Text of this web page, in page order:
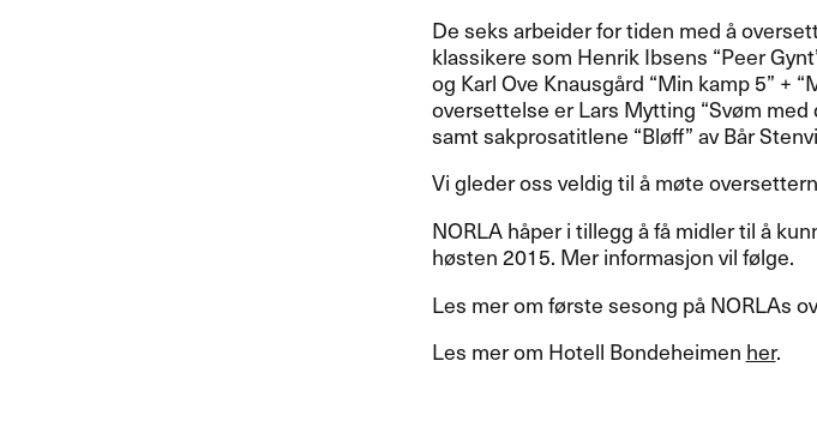
De seks arbeider for tiden med å
klassikere som Henrik Ibsens “Peer
og Karl Ove Knausgård “Min kamp 5” +
oversettelse er Lars Mytting “Svøm med
samt sakprosatitlene “Bløff” av Bår
Vi gleder oss veldig til å møte
NORLAhåper i tillegg å få midler til å
høsten 2015. Mer informasjon vil følge.
Les mer om første sesong på NORLAs
Les mer om Hotell Bondeheimen her.